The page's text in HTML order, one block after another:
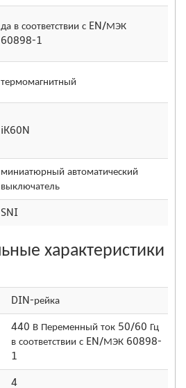
да в соответствии с EN/МЭК
60898-1
термомагнитный
iK60N
миниатюрный автоматический
выключатель
SNI
характеристики
DIN-рейка
440 В Переменный ток 50/60 Гц
в соответствии с EN/МЭК 60898-
1
4